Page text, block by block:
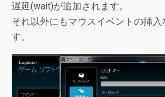
遅延(wait)が追加されます。
それ以外にもマウスイベントの挿入
す。